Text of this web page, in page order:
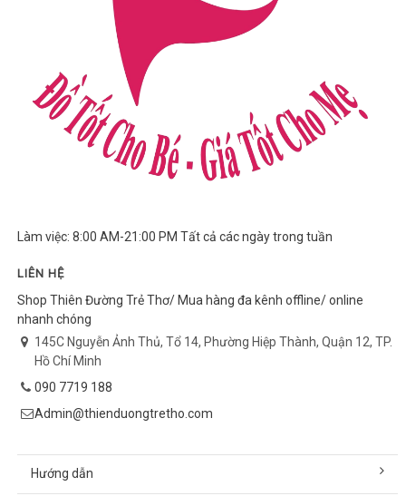
Làm việc: 8:00 AM-21:00 PM Tất cả các ngày trong tuần
LIÊN HỆ
Shop Thiên Đường Trẻ Thơ/ Mua hàng đa kênh offline/ online
nhanh chóng
145C Nguyễn Ảnh Thủ, Tổ 14, Phường Hiệp Thành, Quận 12, TP.
Hồ Chí Minh
090 7719 188
Admin@thienduongtretho.com
Hướng dẫn